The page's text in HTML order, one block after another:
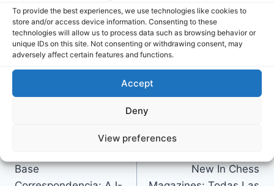
To provide the best experiences, we use technologies like cookies to
store and/or access device information. Consenting to these
technologies will allow us to process data such as browsing behavior or
unique IDs on this site. Not consenting or withdrawing consent, may
adversely affect certain features and functions.
Accept
Deny
View preferences
Descargar
Mario Lacunza
de
Base
New In Chess